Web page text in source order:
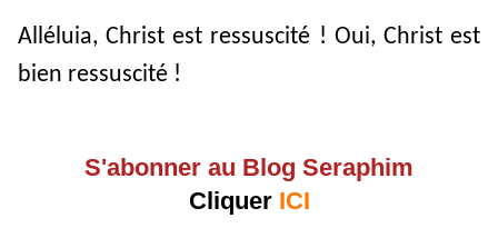
Alléluia, Christ est ressuscité ! Oui, Christ est
bien ressuscité !
S'abonner au Blog Seraphim
Cliquer ICI